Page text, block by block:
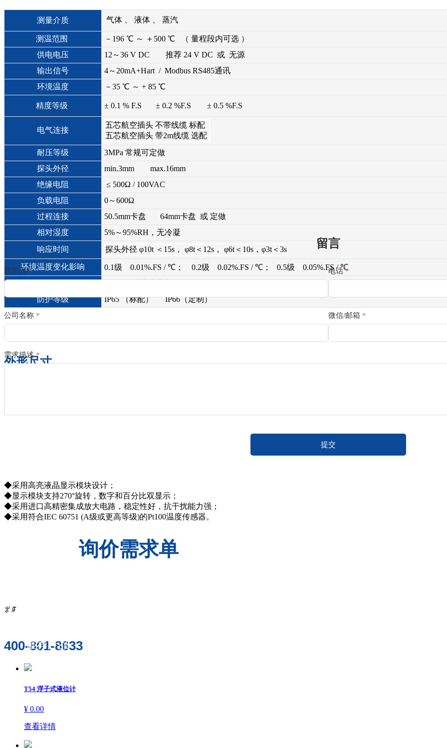
测量介质 气体 、 液体 、 蒸汽
测温范围
－196 ℃ ～ ＋500 ℃ （ 量程段内可选 ）
供电电压
12～36 V DC 推荐 24 V DC 或 无源
输出信号
4～20mA+Hart / Modbus RS485通讯
环境温度
－35 ℃ ～ + 85 ℃
精度等级 ± 0.1 % F.S ± 0.2 %F.S ± 0.5 %F.S
电气连接
五芯航空插头 不带线缆 标配
五芯航空插头 带2m线缆 选配
耐压等级
3MPa 常规可定做
探头外径
min.3mm max.16mm
绝缘电阻
≤ 500Ω / 100VAC
负载电阻
0～600Ω
过程连接
50.5mm卡盘 64mm卡盘 或 定做
相对湿度
5%～95%RH，无冷凝
响应时间
探头外径 φ10t ＜15s， φ8t＜12s， φ6t＜10s，φ3t＜3s
环境温度变化影响
0.1级 0.01%.FS / ℃； 0.2级 0.02%.FS / ℃； 0.5级 0.05%.FS / ℃
防护等级
IP65 （标配） IP66（定制）
外形尺寸
◆采用高亮液晶显示模块设计；
◆显示模块支持270°旋转，数字和百分比双显示；
◆采用进口高精密集成放大电路，稳定性好，抗干扰能力强；
◆采用符合IEC 60751 (A级或更高等级)的Pt100温度传感器。
400-801-8633
推荐产品
T54 浮子式液位计
¥ 0.00
查看详情
留言
联系人 *
公司名称 *
电话 *
微信/邮箱 *
需求描述 *
提交
询价需求单
ꂃ ꁹ